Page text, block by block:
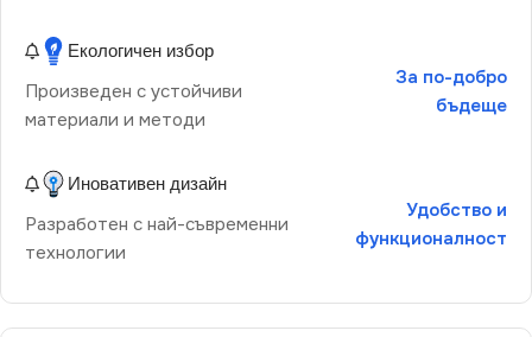
Екологичен избор
Произведен с устойчиви
материали и методи
За по-добро
бъдеще
Иновативен дизайн
Разработен с най-съвременни
технологии
Удобство и
функционалност